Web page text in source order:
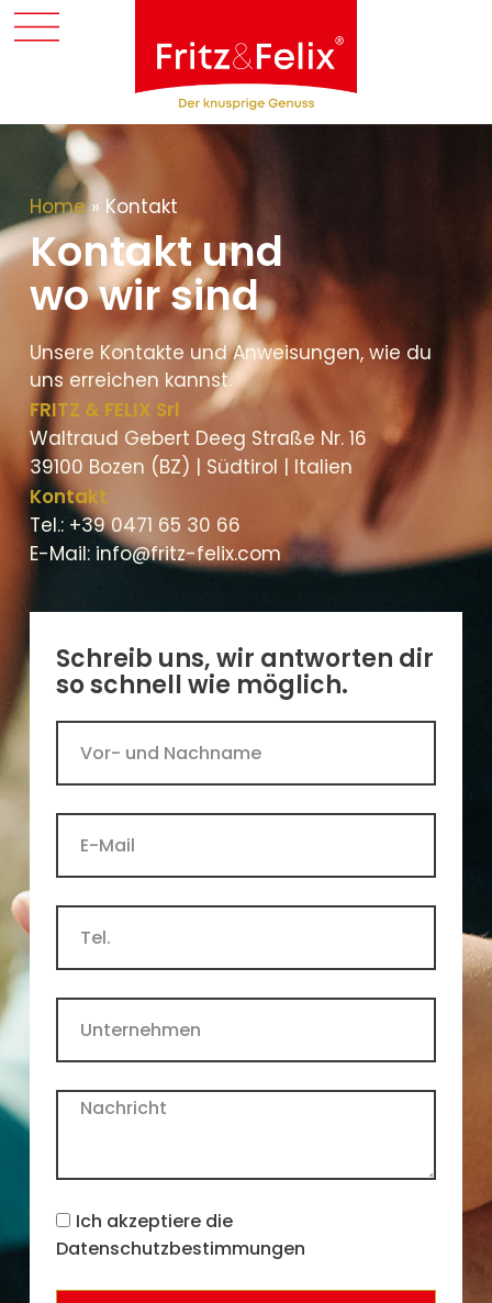
Home» Kontakt
Kontakt und
wo wir sind
Unsere Kontakte und Anweisungen, wie du
uns erreichen kannst.
FRITZ & FELIX Srl
Waltraud Gebert Deeg Straße Nr. 16
39100 Bozen (BZ) | Südtirol | Italien
Kontakt
Tel.: +39 0471 65 30 66
E-Mail: info@fritz-felix.com
Schreib uns, wir antworten dir
so schnell wie möglich.
Ich akzeptiere die
Datenschutzbestimmungen